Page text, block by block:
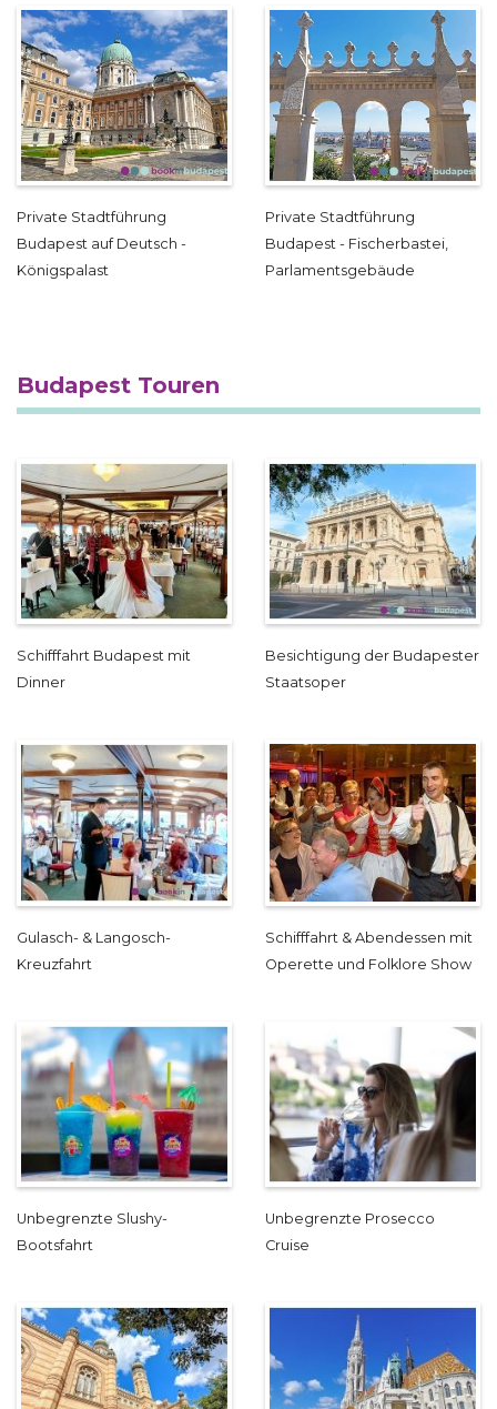
Private Stadtführung
Budapest auf Deutsch -
Königspalast
Private Stadtführung
Budapest - Fischerbastei,
Parlamentsgebäude
Budapest Touren
Schifffahrt Budapest mit
Dinner
Besichtigung der Budapester
Staatsoper
Gulasch- & Langosch-
Kreuzfahrt
Schifffahrt & Abendessen mit
Operette und Folklore Show
Unbegrenzte Slushy-
Bootsfahrt
Unbegrenzte Prosecco
Cruise